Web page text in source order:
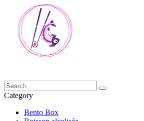
Category
Bento Box